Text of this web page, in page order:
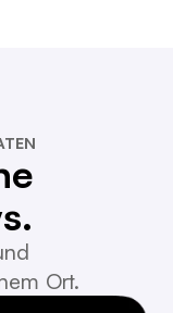
Ort.